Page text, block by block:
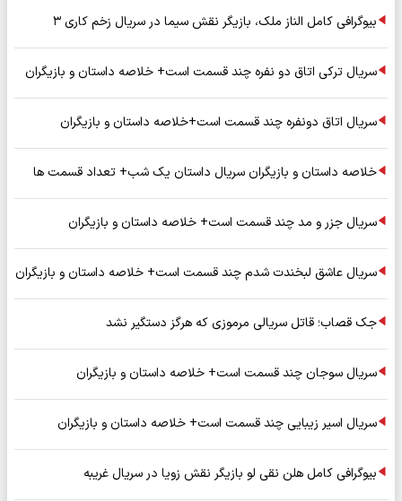
بیوگرافی کامل الناز ملک، بازیگر نقش سیما در سریال زخم کاری ۳
سریال ترکی اتاق دو نفره چند قسمت است+ خلاصه داستان و بازیگران
سریال اتاق دونفره چند قسمت است+خلاصه داستان و بازیگران
خلاصه داستان و بازیگران سریال داستان یک شب+ تعداد قسمت ها
سریال جزر و مد چند قسمت است+ خلاصه داستان و بازیگران
سریال عاشق لبخندت شدم چند قسمت است+ خلاصه داستان و بازیگران
جک قصاب؛ قاتل سریالی مرموزی که هرگز دستگیر نشد
سریال سوجان چند قسمت است+ خلاصه داستان و بازیگران
سریال اسیر زیبایی چند قسمت است+ خلاصه داستان و بازیگران
بیوگرافی کامل هلن نقی لو بازیگر نقش زویا در سریال غریبه